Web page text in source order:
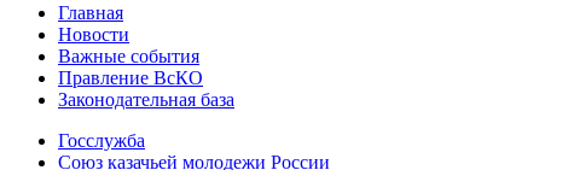
Главная
Новости
Важные события
Правление ВсКО
Законодательная база
Госслужба
Союз казачьей молодежи России